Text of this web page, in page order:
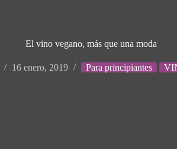
El vino vegano, más que una moda
16 enero, 2019 Para principiantes